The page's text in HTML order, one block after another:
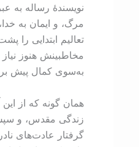
نویسندۀ رساله به
تعالیم ابتدایی را
مخاطبینش هنوز نیاز
به‌سوی کمال پیش
همان گونه که از این
زندگی مقدس، و سپس
گرفتار عادت‌های